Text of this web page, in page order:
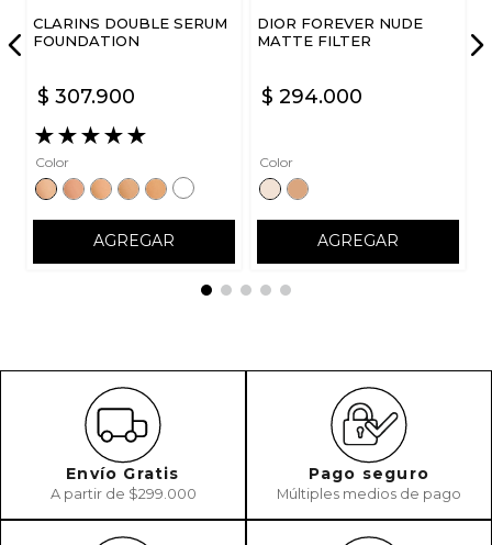
CLARINS DOUBLE SERUM
FOUNDATION
$ 307.900
★★★★★
Color
AGREGAR
DIOR FOREVER NUDE
MATTE FILTER
$ 294.000
Color
AGREGAR
Envío Gratis
A partir de $299.000
Pago seguro
Múltiples medios de pago